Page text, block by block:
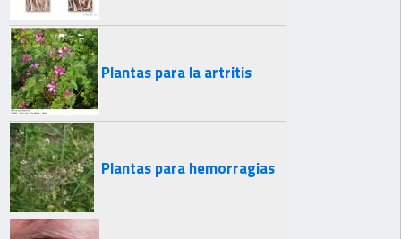
Plantas para la artritis
Plantas para hemorragias